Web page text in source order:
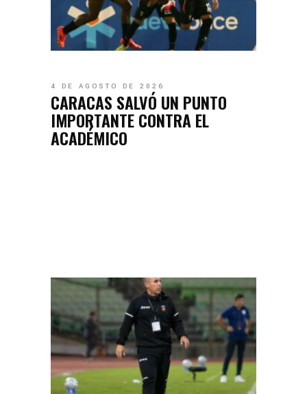
4 DE AGOSTO DE 2026
CARACAS SALVÓ UN PUNTO
IMPORTANTE CONTRA EL
ACADÉMICO